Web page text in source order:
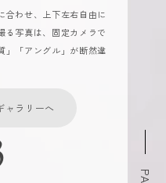
合わせ、上下左右自由に
る写真は、固定カメラで
」「アングル」が断然違
ャラリーへ